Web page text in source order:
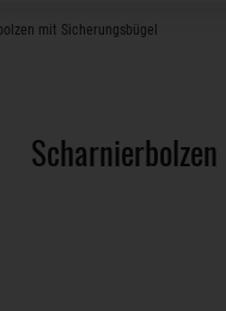
mit Sicherungsbügel
Scharnierbolzen